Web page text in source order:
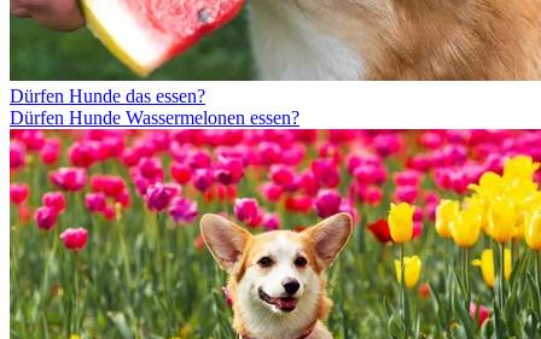
Dürfen Hunde das essen?
Dürfen Hunde Wassermelonen essen?